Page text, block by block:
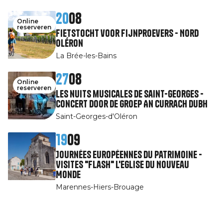
Online
reserveren
2008
Fietstocht voor fijnproevers - Nord
Oléron
La Brée-les-Bains
Online
reserveren
2708
Les nuits musicales de Saint-Georges -
Concert door de groep An Currach Dubh
Saint-Georges-d'Oléron
1909
Journées Européennes du Patrimoine -
Visites "Flash" l'Eglise du Nouveau
Monde
Marennes-Hiers-Brouage